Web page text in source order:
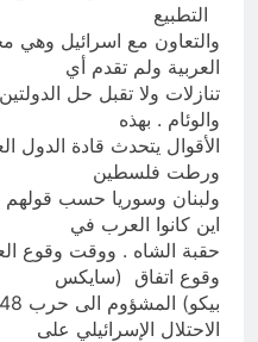
التطبيع
والتعاون مع اسرائيل وهي
العربية ولم تقدم أي
تنازلات ولا تقبل حل
والوئام . بهذه
الأقوال يتحدث قادة الدول
ورطت فلسطين
ولبنان وسوريا حسب قولهم
اين كانوا العرب في
حقبة الشاه . ووقت وقوع
وقوع اتفاق (سايكس
الاحتلال الإسرائيلي على